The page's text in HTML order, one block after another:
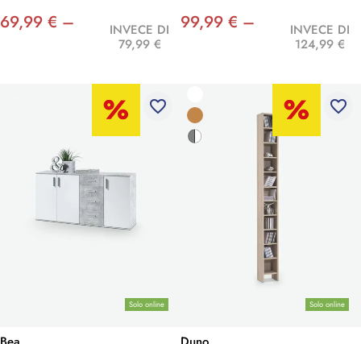
69,99 € –
INVECE DI
79,99 €
99,99 € –
INVECE DI
124,99 €
Solo online
favorite_border
Solo online
favorite_border